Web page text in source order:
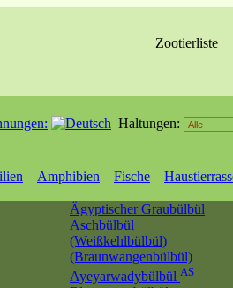
Zootierliste
Haltungen:
Amphibien Fische
Ägyptischer Graubülbül
Aschbülbül
(Weißkehlbülbül)
(Braunwangenbülbül)
Ayeyarwadybülbül AS